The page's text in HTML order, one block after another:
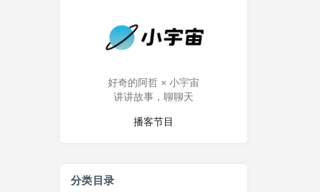
好奇的阿哲 × 小宇宙
讲讲故事，聊聊天
播客节目
分类目录